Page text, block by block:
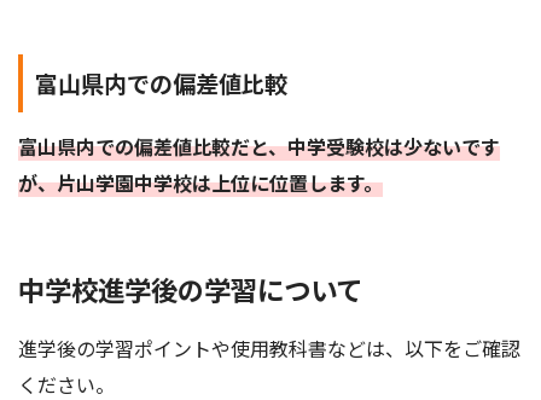
富山県内での偏差値比較
富山県内での偏差値比較だと、中学受験校は少ないです
が、片山学園中学校は上位に位置します。
中学校進学後の学習について
進学後の学習ポイントや使用教科書などは、以下をご確認
ください。